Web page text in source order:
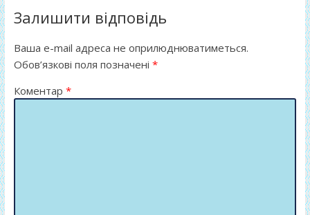
e
o
o
k
itt
er
ді
и
и
Залишити відповідь
Ваша e-mail адреса не оприлюднюватиметься.
Обов’язкові поля позначені *
Коментар *